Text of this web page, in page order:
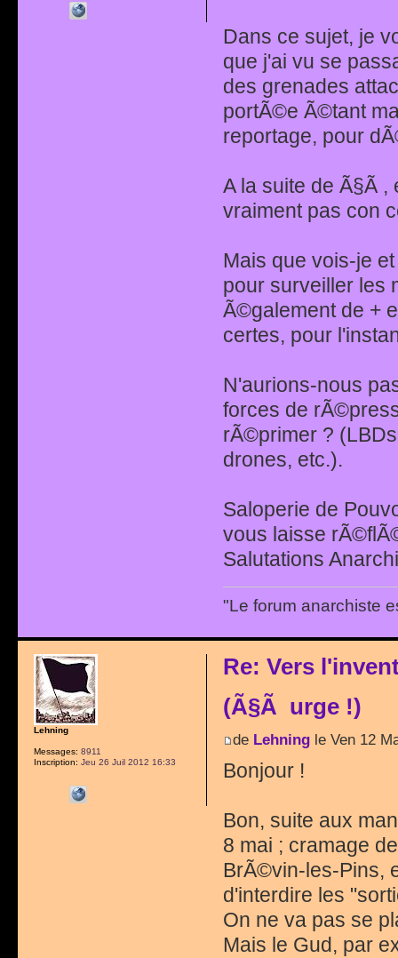
Dans ce sujet, je
que j'ai vu se
des grenades
portÃ©e Ã©tant
reportage, pour
A la suite de Ã§Ã
vraiment pas con
Mais que vois-je
pour surveiller les
Ã©galement de +
certes, pour
N'aurions-nous
forces de
rÃ©primer ?
drones, etc.).
Saloperie de
vous laisse
Salutations
"Le forum anarchiste
Re: Vers
(Ã§Ã urge !)
de Lehningle Ven 12
Bonjour !
Bon, suite aux
8 mai ; cramage
BrÃ©vin-les-Pins,
d'interdire les
On ne va pas se
Mais le Gud, par
Lehning
Messages: 8911
Inscription: Jeu 26 Juil 2012 16:33